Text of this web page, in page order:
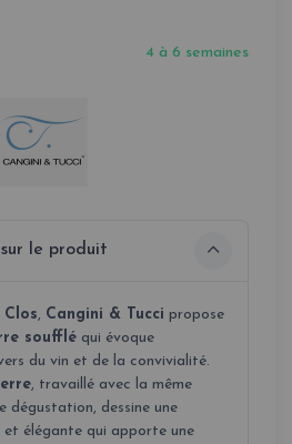
4 à 6 semaines
le produit
Clos, Cangini & Tucci propose
soufflé qui évoque
du vin et de la convivialité.
, travaillé avec la même
dégustation, dessine une
et élégante qui apporte une